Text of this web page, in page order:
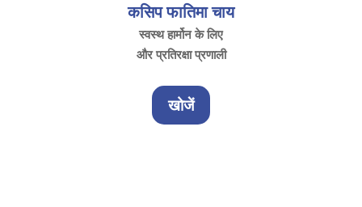
कसिप फातिमा चाय
स्वस्थ हार्मोन के लिए
और प्रतिरक्षा प्रणाली
खोजें